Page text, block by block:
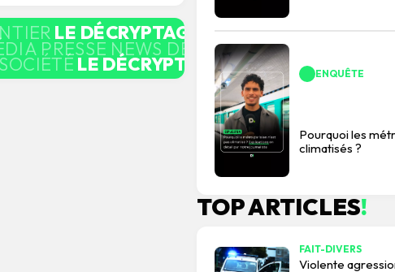
LE DÉCRYPTAGE FAIT-DIVERS
PRESSE NEWS DÉCRYPTAGE BUSINESS
LE DÉCRYPTAGEMEUTRE EMPLOYÉ
ENQUÊTE
Pourquoi les
climatisés ?
TOP ARTICLES!
FAIT-DIVERS
Violente